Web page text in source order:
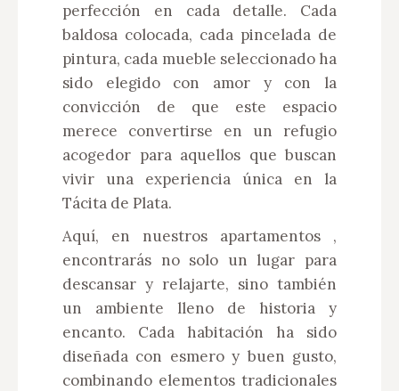
perfección en cada detalle. Cada
baldosa colocada, cada pincelada de
pintura, cada mueble seleccionado ha
sido elegido con amor y con la
convicción de que este espacio
merece convertirse en un refugio
acogedor para aquellos que buscan
vivir una experiencia única en la
Tácita de Plata.
Aquí, en nuestros apartamentos ,
encontrarás no solo un lugar para
descansar y relajarte, sino también
un ambiente lleno de historia y
encanto. Cada habitación ha sido
diseñada con esmero y buen gusto,
combinando elementos tradicionales